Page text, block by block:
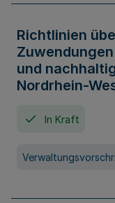
Richtlinien
und
Nordrhein-
In Kraft